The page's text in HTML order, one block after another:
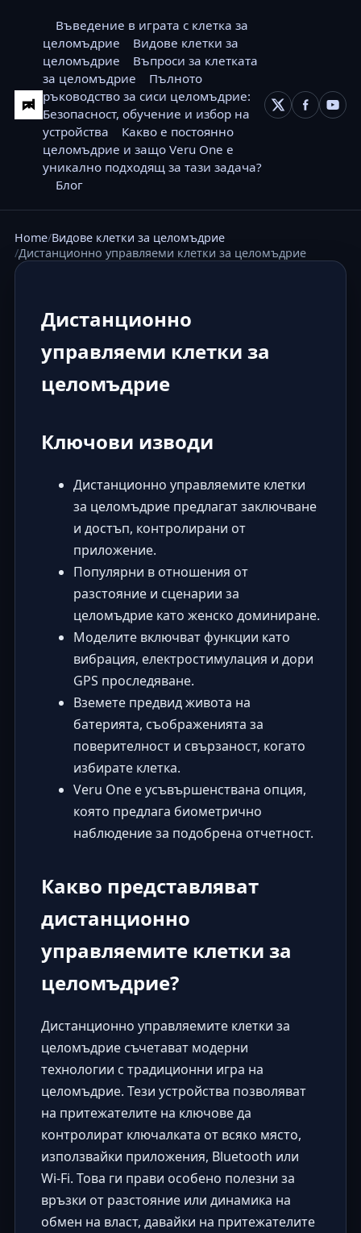
Въведение в играта с клетка за
целомъдрие
Видове клетки за
целомъдрие
Въпроси за клетката
за целомъдрие
Пълното
ръководство за сиси целомъдрие:
Безопасност, обучение и избор на
устройства
Какво е постоянно
целомъдрие и защо Veru One е
уникално подходящ за тази задача?
Блог
Home Видове клетки за целомъдрие
Дистанционно управляеми клетки за целомъдрие
Дистанционно
управляеми клетки за
целомъдрие
Ключови изводи
Дистанционно управляемите клетки
за целомъдрие предлагат заключване
и достъп, контролирани от
приложение.
Популярни в отношения от
разстояние и сценарии за
целомъдрие като женско доминиране.
Моделите включват функции като
вибрация, електростимулация и дори
GPS проследяване.
Вземете предвид живота на
батерията, съображенията за
поверителност и свързаност, когато
избирате клетка.
Veru One е усъвършенствана опция,
която предлага биометрично
наблюдение за подобрена отчетност.
Какво представляват
дистанционно
управляемите клетки за
целомъдрие?
Дистанционно управляемите клетки за
целомъдрие съчетават модерни
технологии с традиционни игра на
целомъдрие. Тези устройства позволяват
на притежателите на ключове да
контролират ключалката от всяко място,
използвайки приложения, Bluetooth или
Wi-Fi. Това ги прави особено полезни за
връзки от разстояние или динамика на
обмен на власт, давайки на притежателите